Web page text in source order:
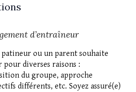
d’entraîneur
ou un parent souhaite
pour diverses raisons :
du groupe, approche
différents, etc. Soyez assuré(e)